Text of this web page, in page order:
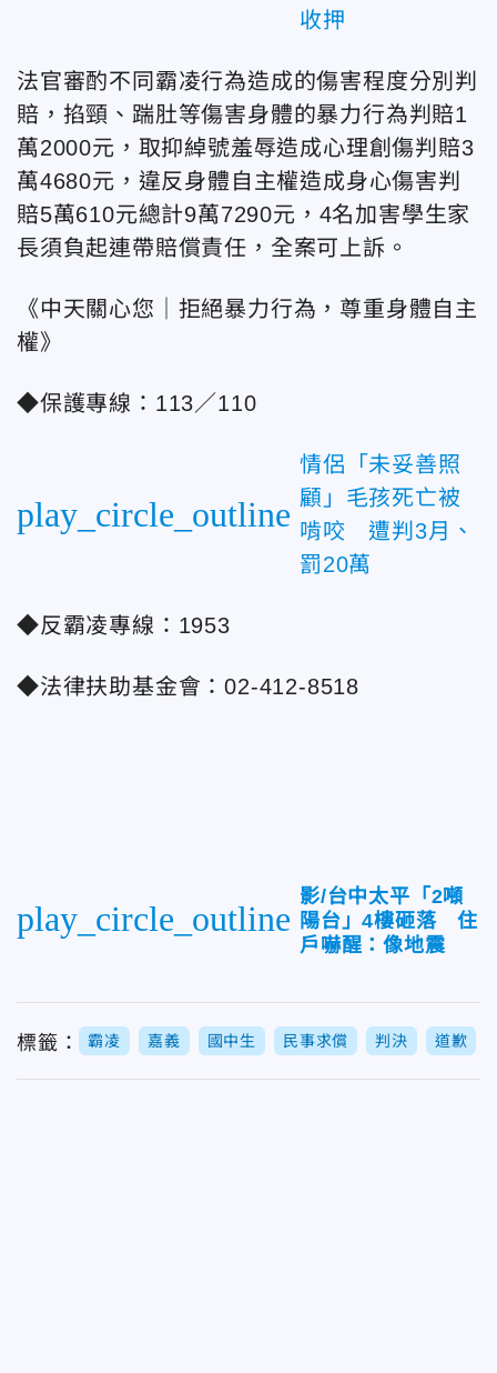
收押
法官審酌不同霸凌行為造成的傷害程度分別判
賠，掐頸、踹肚等傷害身體的暴力行為判賠1
萬2000元，取抑綽號羞辱造成心理創傷判賠3
萬4680元，違反身體自主權造成身心傷害判
賠5萬610元總計9萬7290元，4名加害學生家
長須負起連帶賠償責任，全案可上訴。
《中天關心您｜拒絕暴力行為，尊重身體自主
權》
◆保護專線：113／110
play_circle_outline
情侶「未妥善照
顧」毛孩死亡被
啃咬 遭判3月、
罰20萬
◆反霸凌專線：1953
◆法律扶助基金會：02-412-8518
play_circle_outline
影/台中太平「2噸
陽台」4樓砸落 住
戶嚇醒：像地震
標籤： 霸凌 嘉義 國中生 民事求償 判決 道歉